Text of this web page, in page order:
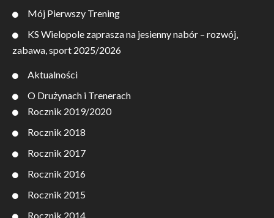
Mój Pierwszy Trening
KS Wielopole zaprasza na jesienny nabór – rozwój,
zabawa, sport 2025/2026
Aktualności
O Drużynach i Trenerach
Rocznik 2019/2020
Rocznik 2018
Rocznik 2017
Rocznik 2016
Rocznik 2015
Rocznik 2014